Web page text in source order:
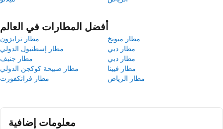
أفضل المطارات في العالم
مطار ترابزون
مطار ميونخ
مطار إسطنبول الدولي
مطار دبي
مطار جنيف
مطار دبي
مطار صبيحة كوكجن الدولي
مطار فيينا
مطار فرانكفورت
مطار الرياض
معلومات إضافية